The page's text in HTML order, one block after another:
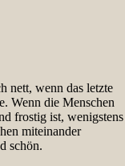
nett, wenn das letzte
Wenn die Menschen
frostig ist, wenigstens
miteinander
schön.